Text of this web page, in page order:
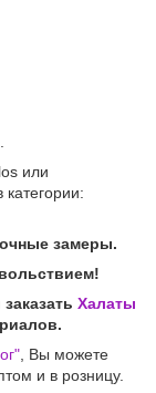
или
замеры.
Халаты
, Вы можете
и в розницу.